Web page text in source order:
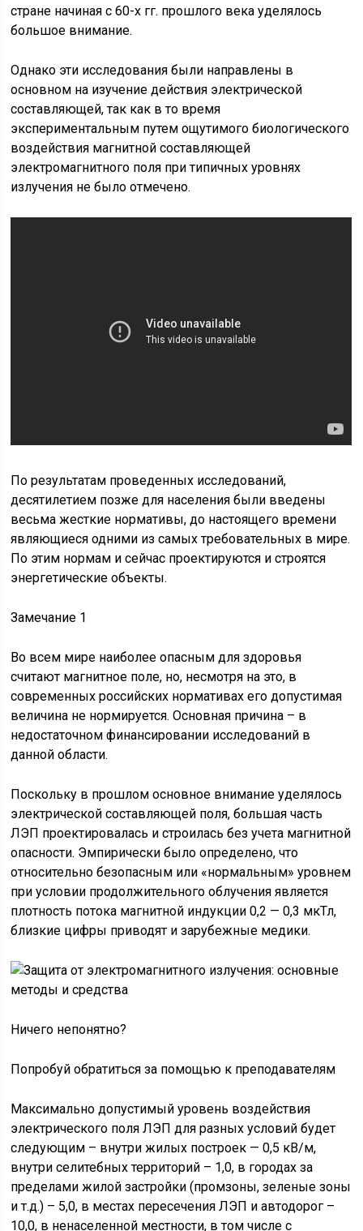
стране начиная с 60-х гг. прошлого века уделялось
большое внимание.
Однако эти исследования были направлены в
основном на изучение действия электрической
составляющей, так как в то время
экспериментальным путем ощутимого биологического
воздействия магнитной составляющей
электромагнитного поля при типичных уровнях
излучения не было отмечено.
По результатам проведенных исследований,
десятилетием позже для населения были введены
весьма жесткие нормативы, до настоящего времени
являющиеся одними из самых требовательных в мире.
По этим нормам и сейчас проектируются и строятся
энергетические объекты.
Замечание 1
Во всем мире наиболее опасным для здоровья
считают магнитное поле, но, несмотря на это, в
современных российских нормативах его допустимая
величина не нормируется. Основная причина – в
недостаточном финансировании исследований в
данной области.
Поскольку в прошлом основное внимание уделялось
электрической составляющей поля, большая часть
ЛЭП проектировалась и строилась без учета магнитной
опасности. Эмпирически было определено, что
относительно безопасным или «нормальным» уровнем
при условии продолжительного облучения является
плотность потока магнитной индукции 0,2 — 0,3 мкТл,
близкие цифры приводят и зарубежные медики.
Ничего непонятно?
Попробуй обратиться за помощью к преподавателям
Максимально допустимый уровень воздействия
электрического поля ЛЭП для разных условий будет
следующим – внутри жилых построек — 0,5 кВ/м,
внутри селитебных территорий – 1,0, в городах за
пределами жилой застройки (промзоны, зеленые зоны
и т.д.) – 5,0, в местах пересечения ЛЭП и автодорог –
10,0, в ненаселенной местности, в том числе с